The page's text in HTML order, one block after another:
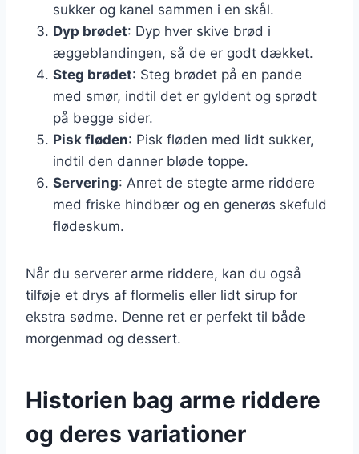
sukker og kanel sammen i en skål.
Dyp brødet: Dyp hver skive brød i
æggeblandingen, så de er godt dækket.
Steg brødet: Steg brødet på en pande
med smør, indtil det er gyldent og sprødt
på begge sider.
Pisk fløden: Pisk fløden med lidt sukker,
indtil den danner bløde toppe.
Servering: Anret de stegte arme riddere
med friske hindbær og en generøs skefuld
flødeskum.
Når du serverer arme riddere, kan du også
tilføje et drys af flormelis eller lidt sirup for
ekstra sødme. Denne ret er perfekt til både
morgenmad og dessert.
Historien bag arme riddere
og deres variationer